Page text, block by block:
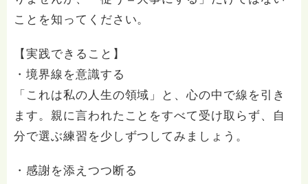
ことを知ってください。
【実践できること】
・境界線を意識する
「これは私の人生の領域」と、心の中で線を引き
ます。親に言われたことをすべて受け取らず、自
分で選ぶ練習を少しずつしてみましょう。
・感謝を添えつつ断る